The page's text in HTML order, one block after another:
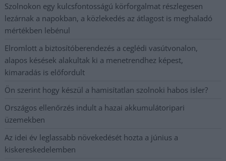
Szolnokon egy kulcsfontosságú körforgalmat részlegesen
lezárnak a napokban, a közlekedés az átlagost is meghaladó
mértékben lebénul
Elromlott a biztosítóberendezés a ceglédi vasútvonalon,
alapos késések alakultak ki a menetrendhez képest,
kimaradás is előfordult
Ön szerint hogy készül a hamisítatlan szolnoki habos isler?
Országos ellenőrzés indult a hazai akkumulátoripari
üzemekben
Az idei év leglassabb növekedését hozta a június a
kiskereskedelemben